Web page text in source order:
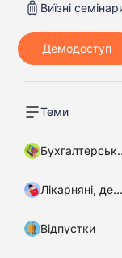
Виїзні
Теми
Лікарняні, декретні
Відпустки